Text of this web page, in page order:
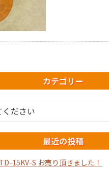
カテゴリー
最近の投稿
15KV-S お売り頂きました！